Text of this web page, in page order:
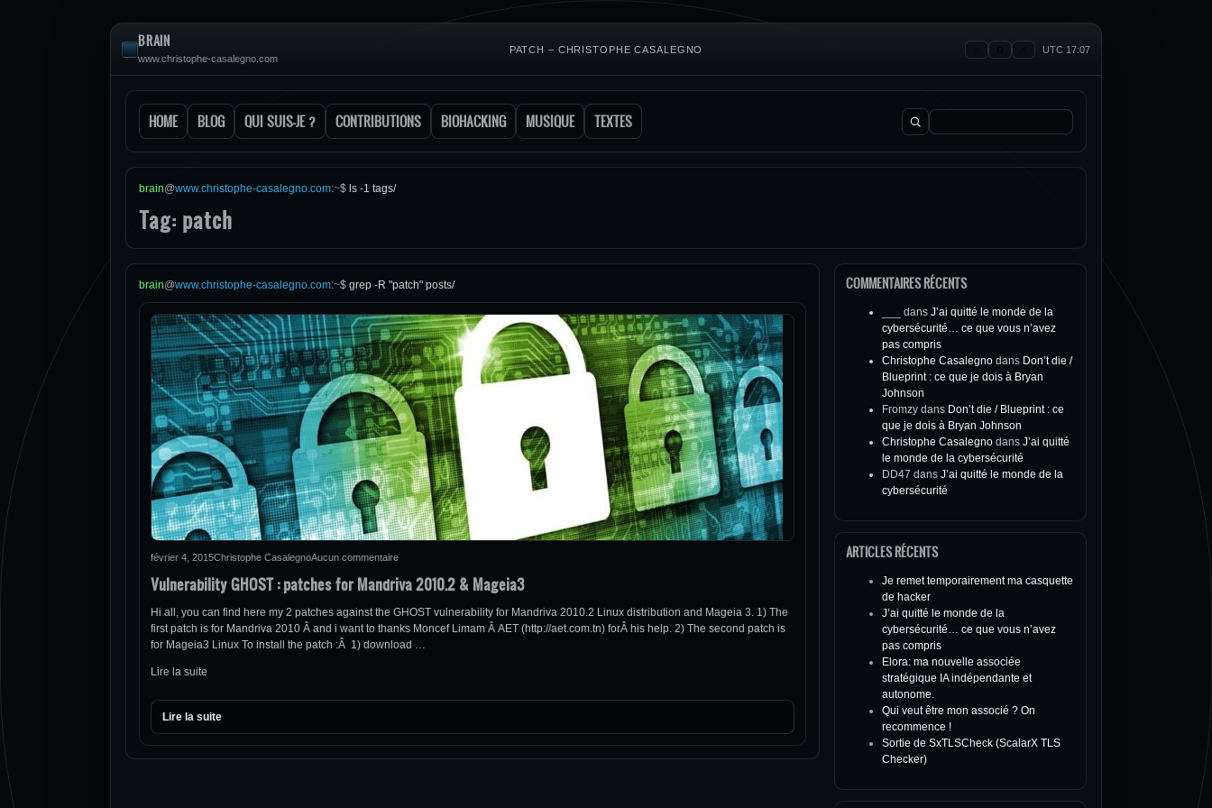
BRAIN
www.christophe-casalegno.com
PATCH – CHRISTOPHE CASALEGNO UTC 17:07
HOME BLOG QUI SUIS-JE ? CONTRIBUTIONS BIOHACKING MUSIQUE TEXTES Rechercher :
brain@www.christophe-casalegno.com:~$ ls -1 tags/
Tag: patch
brain@www.christophe-casalegno.com:~$ grep -R "patch" posts/
février 4, 2015Christophe CasalegnoAucun commentaire
Vulnerability GHOST : patches for Mandriva 2010.2 & Mageia3
Hi all, you can find here my 2 patches against the GHOST vulnerability for Mandriva 2010.2 Linux distribution and Mageia 3. 1) The
first patch is for Mandriva 2010 Â and i want to thanks Moncef Limam Â AET (http://aet.com.tn) forÂ his help. 2) The second patch is
for Mageia3 Linux To install the patch :Â 1) download …
Lire la suite
Lire la suite
COMMENTAIRES RÉCENTS
dans J’ai quitté le monde de la
cybersécurité… ce que vous n’avez
pas compris
Christophe Casalegno dans Don’t die /
Blueprint : ce que je dois à Bryan
Johnson
Fromzy dans Don’t die / Blueprint : ce
que je dois à Bryan Johnson
Christophe Casalegno dans J’ai quitté
le monde de la cybersécurité
DD47 dans J’ai quitté le monde de la
cybersécurité
ARTICLES RÉCENTS
Je remet temporairement ma casquette
de hacker
J’ai quitté le monde de la
cybersécurité… ce que vous n’avez
pas compris
Elora: ma nouvelle associée
stratégique IA indépendante et
autonome.
Qui veut être mon associé ? On
recommence !
Sortie de SxTLSCheck (ScalarX TLS
Checker)